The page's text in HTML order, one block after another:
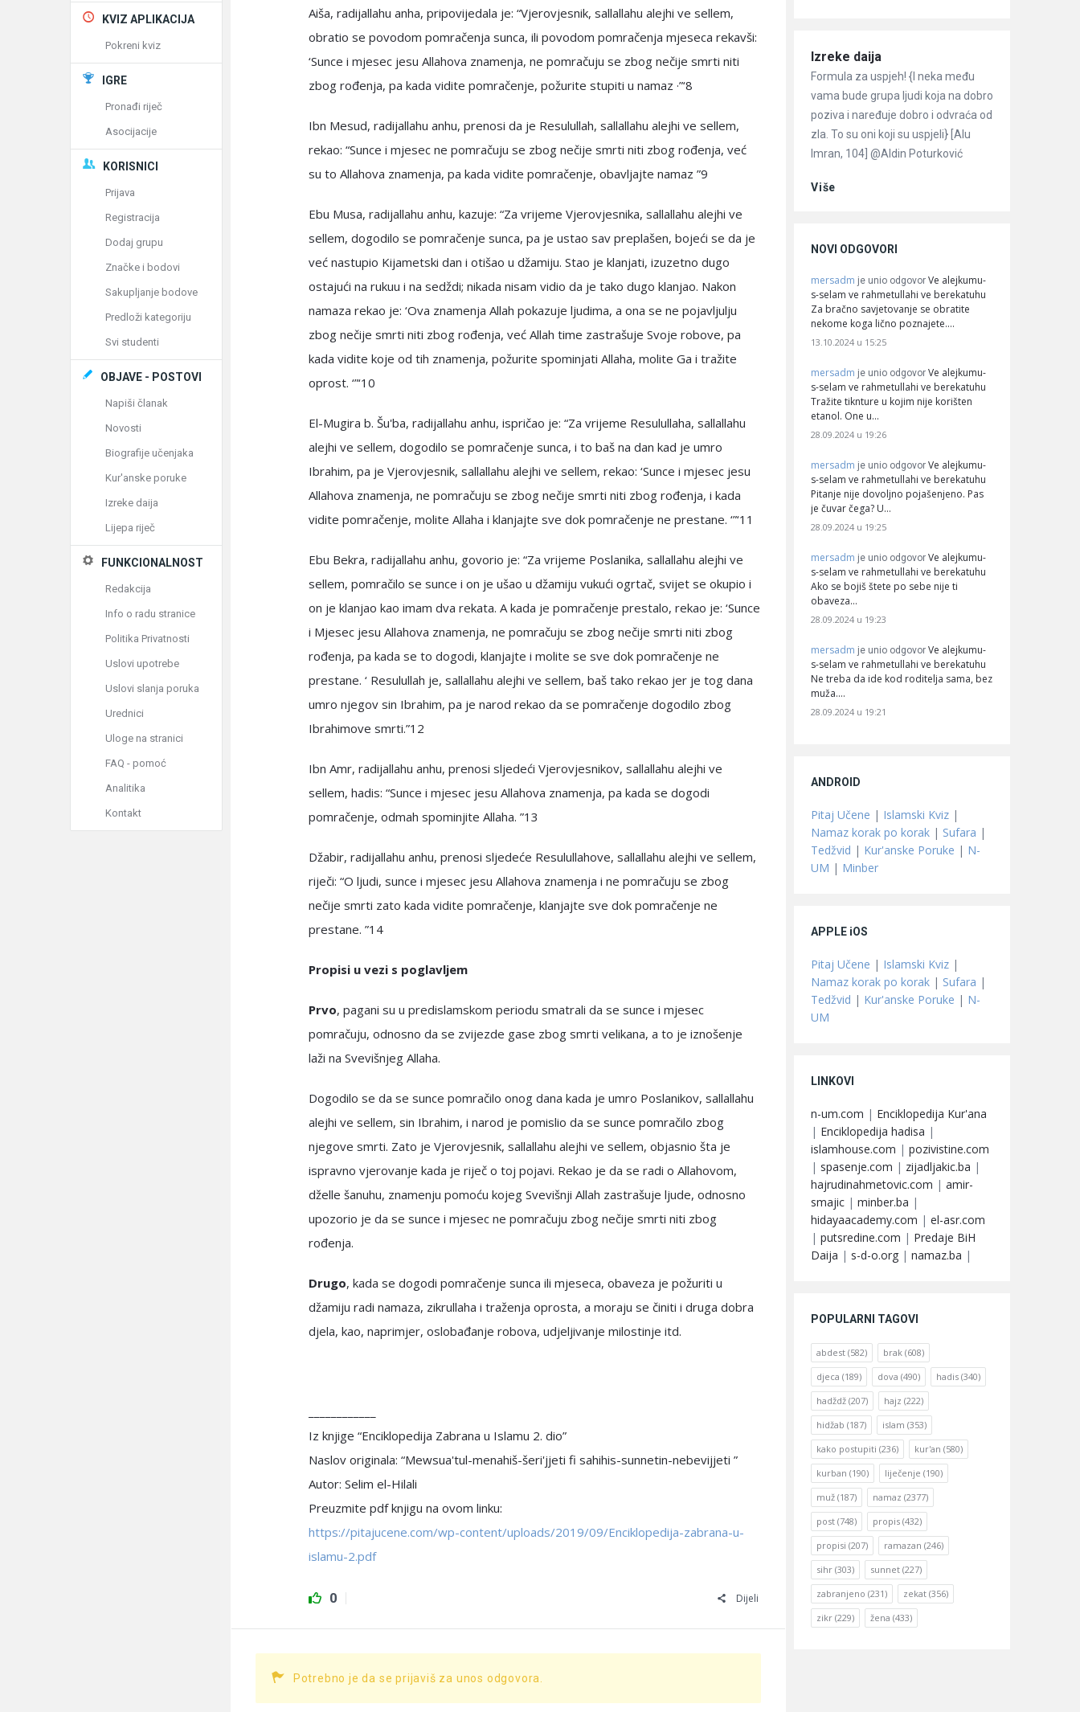
Aiša, radijallahu anha, pripovijedala je: “Vjerovjesnik, sallallahu alejhi ve sellem,
obratio se povodom pomračenja sunca, ili povodom pomračenja mjeseca rekavši:
‘Sunce i mjesec jesu Allahova znamenja, ne pomračuju se zbog nečije smrti niti
zbog rođenja, pa kada vidite pomračenje, požurite stupiti u namaz ·”‘8
Ibn Mesud, radijallahu anhu, prenosi da je Resulullah, sallallahu alejhi ve sellem,
rekao: “Sunce i mjesec ne pomračuju se zbog nečije smrti niti zbog rođenja, već
su to Allahova znamenja, pa kada vidite pomračenje, obavljajte namaz ”9
Ebu Musa, radijallahu anhu, kazuje: “Za vrijeme Vjerovjesnika, sallallahu alejhi ve
sellem, dogodilo se pomračenje sunca, pa je ustao sav preplašen, bojeći se da je
već nastupio Kijametski dan i otišao u džamiju. Stao je klanjati, izuzetno dugo
ostajući na rukuu i na sedždi; nikada nisam vidio da je tako dugo klanjao. Nakon
namaza rekao je: ‘Ova znamenja Allah pokazuje ljudima, a ona se ne pojavljulju
zbog nečije smrti niti zbog rođenja, već Allah time zastrašuje Svoje robove, pa
kada vidite koje od tih znamenja, požurite spominjati Allaha, molite Ga i tražite
oprost. ‘”‘10
El-Mugira b. Šu'ba, radijallahu anhu, ispričao je: “Za vrijeme Resulullaha, sallallahu
alejhi ve sellem, dogodilo se pomračenje sunca, i to baš na dan kad je umro
Ibrahim, pa je Vjerovjesnik, sallallahu alejhi ve sellem, rekao: ‘Sunce i mjesec jesu
Allahova znamenja, ne pomračuju se zbog nečije smrti niti zbog rođenja, i kada
vidite pomračenje, molite Allaha i klanjajte sve dok pomračenje ne prestane. ‘”‘11
Ebu Bekra, radijallahu anhu, govorio je: “Za vrijeme Poslanika, sallallahu alejhi ve
sellem, pomračilo se sunce i on je ušao u džamiju vukući ogrtač, svijet se okupio i
on je klanjao kao imam dva rekata. A kada je pomračenje prestalo, rekao je: ‘Sunce
i Mjesec jesu Allahova znamenja, ne pomračuju se zbog nečije smrti niti zbog
rođenja, pa kada se to dogodi, klanjajte i molite se sve dok pomračenje ne
prestane. ‘ Resulullah je, sallallahu alejhi ve sellem, baš tako rekao jer je tog dana
umro njegov sin Ibrahim, pa je narod rekao da se pomračenje dogodilo zbog
Ibrahimove smrti.”12
Ibn Amr, radijallahu anhu, prenosi sljedeći Vjerovjesnikov, sallallahu alejhi ve
sellem, hadis: “Sunce i mjesec jesu Allahova znamenja, pa kada se dogodi
pomračenje, odmah spominjite Allaha. ”13
Džabir, radijallahu anhu, prenosi sljedeće Resulullahove, sallallahu alejhi ve sellem,
riječi: “O ljudi, sunce i mjesec jesu Allahova znamenja i ne pomračuju se zbog
nečije smrti zato kada vidite pomračenje, klanjajte sve dok pomračenje ne
prestane. ”14
Propisi u vezi s poglavljem
Prvo, pagani su u predislamskom periodu smatrali da se sunce i mjesec
pomračuju, odnosno da se zvijezde gase zbog smrti velikana, a to je iznošenje
laži na Svevišnjeg Allaha.
Dogodilo se da se sunce pomračilo onog dana kada je umro Poslanikov, sallallahu
alejhi ve sellem, sin Ibrahim, i narod je pomislio da se sunce pomračilo zbog
njegove smrti. Zato je Vjerovjesnik, sallallahu alejhi ve sellem, objasnio šta je
ispravno vjerovanje kada je riječ o toj pojavi. Rekao je da se radi o Allahovom,
dželle šanuhu, znamenju pomoću kojeg Svevišnji Allah zastrašuje ljude, odnosno
upozorio je da se sunce i mjesec ne pomračuju zbog nečije smrti niti zbog
rođenja.
Drugo, kada se dogodi pomračenje sunca ili mjeseca, obaveza je požuriti u
džamiju radi namaza, zikrullaha i traženja oprosta, a moraju se činiti i druga dobra
djela, kao, naprimjer, oslobađanje robova, udjeljivanje milostinje itd.
Iz knjige “Enciklopedija Zabrana u Islamu 2. dio”
Naslov originala: “Mewsua'tul-menahiš-šeri'jjeti fi sahihis-sunnetin-nebevijjeti ”
Autor: Selim el-Hilali
Preuzmite pdf knjigu na ovom linku:
https://pitajucene.com/wp-content/uploads/2019/09/Enciklopedija-zabrana-u-
islamu-2.pdf
0 Dijeli
Potrebno je da se prijaviš za unos odgovora.
Članci
Izreke daija
Formula za uspjeh! {I neka među
vama bude grupa ljudi koja na dobro
poziva i naređuje dobro i odvraća od
zla. To su oni koji su uspjeli} [Alu
Imran, 104] @Aldin Poturković
Više
NOVI ODGOVORI
mersadm je unio odgovor Ve alejkumu-
s-selam ve rahmetullahi ve berekatuhu
Za bračno savjetovanje se obratite
nekome koga lično poznajete.…
13.10.2024 u 15:25
mersadm je unio odgovor Ve alejkumu-
s-selam ve rahmetullahi ve berekatuhu
Tražite tiknture u kojim nije korišten
etanol. One u…
28.09.2024 u 19:26
mersadm je unio odgovor Ve alejkumu-
s-selam ve rahmetullahi ve berekatuhu
Pitanje nije dovoljno pojašenjeno. Pas
je čuvar čega? U…
28.09.2024 u 19:25
mersadm je unio odgovor Ve alejkumu-
s-selam ve rahmetullahi ve berekatuhu
Ako se bojiš štete po sebe nije ti
obaveza…
28.09.2024 u 19:23
mersadm je unio odgovor Ve alejkumu-
s-selam ve rahmetullahi ve berekatuhu
Ne treba da ide kod roditelja sama, bez
muža.…
28.09.2024 u 19:21
ANDROID
Pitaj Učene | Islamski Kviz |
Namaz korak po korak | Sufara |
Tedžvid | Kur'anske Poruke | N-
UM | Minber
APPLE iOS
Pitaj Učene | Islamski Kviz |
Namaz korak po korak | Sufara |
Tedžvid | Kur'anske Poruke | N-
UM
LINKOVI
n-um.com | Enciklopedija Kur'ana
| Enciklopedija hadisa |
islamhouse.com | pozivistine.com
| spasenje.com | zijadljakic.ba |
hajrudinahmetovic.com | amir-
smajic | minber.ba |
hidayaacademy.com | el-asr.com
| putsredine.com | Predaje BiH
Daija | s-d-o.org | namaz.ba |
POPULARNI TAGOVI
abdest (582) brak (608)
djeca (189) dova (490) hadis (340)
hadždž (207) hajz (222)
hidžab (187) islam (353)
kako postupiti (236) kur'an (580)
kurban (190) liječenje (190)
muž (187) namaz (2377)
post (748) propis (432)
propisi (207) ramazan (246)
sihr (303) sunnet (227)
zabranjeno (231) zekat (356)
zikr (229) žena (433)
KVIZ APLIKACIJA
Pokreni kviz
IGRE
Pronađi riječ
Asocijacije
KORISNICI
Prijava
Registracija
Dodaj grupu
Značke i bodovi
Sakupljanje bodove
Predloži kategoriju
Svi studenti
OBJAVE - POSTOVI
Napiši članak
Novosti
Biografije učenjaka
Kur'anske poruke
Izreke daija
Lijepa riječ
FUNKCIONALNOST
Redakcija
Info o radu stranice
Politika Privatnosti
Uslovi upotrebe
Uslovi slanja poruka
Urednici
Uloge na stranici
FAQ - pomoć
Analitika
Kontakt